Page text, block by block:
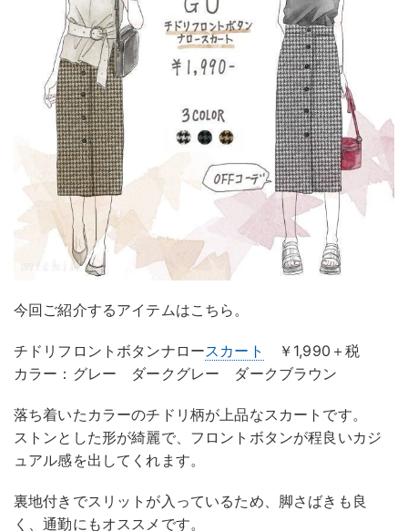
今回ご紹介するアイテムはこちら。
チドリフロントボタンナロースカート
￥1,990＋税
カラー：グレー ダークグレー ダークブラウン
落ち着いたカラーのチドリ柄が上品なスカートです。
ストンとした形が綺麗で、フロントボタンが程良いカジ
ュアル感を出してくれます。
裏地付きでスリットが入っているため、脚さばきも良
く、通勤にもオススメです。